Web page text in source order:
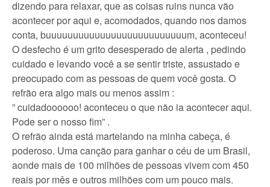
dizendo para relaxar, que as coisas ruins nunca vão
acontecer por aqui e, acomodados, quando nos damos
conta, buuuuuuuuuuuuuuuuuuuuuuuuuum, aconteceu!
O desfecho é um grito desesperado de alerta , pedindo
cuidado e levando você a se sentir triste, assustado e
preocupado com as pessoas de quem você gosta. O
refrão era algo mais ou menos assim :
” cuidadoooooo! aconteceu o que não ia acontecer aqui.
Pode ser o nosso fim” .
O refrão ainda está martelando na minha cabeça, é
poderoso. Uma canção para ganhar o céu de um Brasil,
aonde mais de 100 milhões de pessoas vivem com 450
reais por mês e outros milhões com um pouco mais.